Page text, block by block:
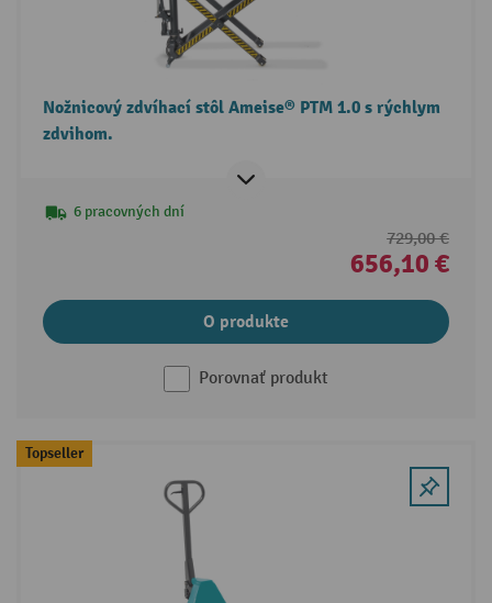
Nožnicový zdvíhací stôl Ameise® PTM 1.0 s rýchlym
zdvihom.
6 pracovných dní
729,00 €
656,10 €
O produkte
Porovnať produkt
Topseller